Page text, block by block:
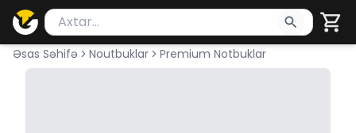
Məhsul axtar
Axtarış üçün ən azı 2 simvol yazın. Göndərmək
Əsas Səhifə Noutbuklar Premium Notbuklar